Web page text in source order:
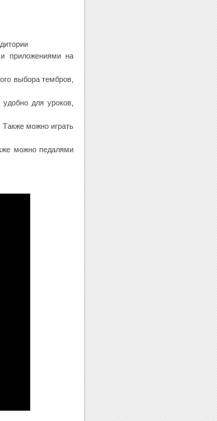
приложениями на
выбора тембров,
для уроков,
можно играть
можно педалями